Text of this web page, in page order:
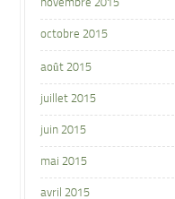
novembre 2015
octobre 2015
août 2015
juillet 2015
juin 2015
mai 2015
avril 2015